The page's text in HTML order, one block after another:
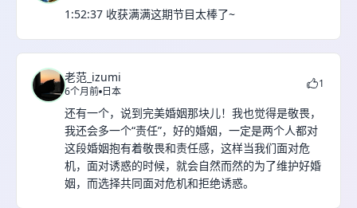
1:52:37 收获满满这期节目太棒了~
老范_izumi
6个月前 日本
1
还有一个，说到完美婚姻那块儿！我也觉得是敬畏，
我还会多一个“责任”，好的婚姻，一定是两个人都对
这段婚姻抱有着敬畏和责任感，这样当我们面对危
机，面对诱惑的时候，就会自然而然的为了维护好婚
姻，而选择共同面对危机和拒绝诱惑。